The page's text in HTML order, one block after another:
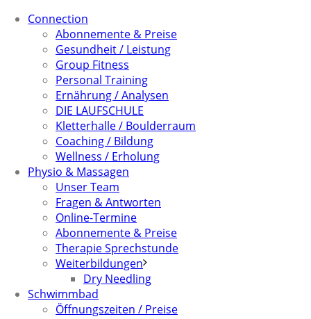
Connection
Abonnemente & Preise
Gesundheit / Leistung
Group Fitness
Personal Training
Ernährung / Analysen
DIE LAUFSCHULE
Kletterhalle / Boulderraum
Coaching / Bildung
Wellness / Erholung
Physio & Massagen
Unser Team
Fragen & Antworten
Online-Termine
Abonnemente & Preise
Therapie Sprechstunde
Weiterbildungen
Dry Needling
Schwimmbad
Öffnungszeiten / Preise